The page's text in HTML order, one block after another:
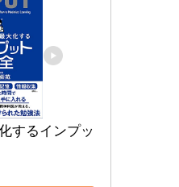
するインプッ